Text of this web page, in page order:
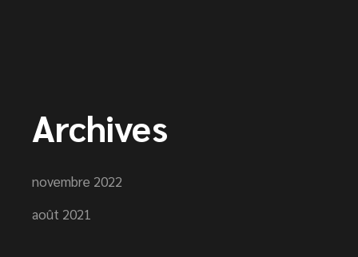
Archives
novembre 2022
août 2021